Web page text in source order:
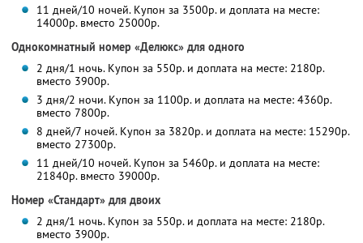
11 дней/10 ночей. Купон за 3500р. и доплата на месте:
14000р. вместо 25000р.
Однокомнатный номер «Делюкс» для одного
2 дня/1 ночь. Купон за 550р. и доплата на месте: 2180р.
вместо 3900р.
3 дня/2 ночи. Купон за 1100р. и доплата на месте: 4360р.
вместо 7800р.
8 дней/7 ночей. Купон за 3820р. и доплата на месте: 15290р.
вместо 27300р.
11 дней/10 ночей. Купон за 5460р. и доплата на месте:
21840р. вместо 39000р.
Номер «Стандарт» для двоих
2 дня/1 ночь. Купон за 550р. и доплата на месте: 2180р.
вместо 3900р.